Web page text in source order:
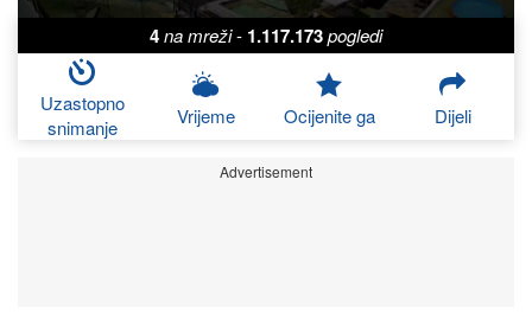
4na mreži- 1.117.173pogledi
Uzastopno
snimanje
Vrijeme Ocijenite ga Dijeli
Advertisement